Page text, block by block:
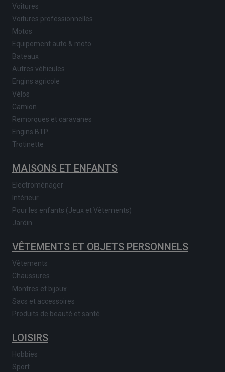
Voitures
Voitures professionnelles
Motos
Equipement auto & moto
Bateaux
Autres véhicules
Engins agricole
Vélos
Camion
Remorques et caravanes
Engins BTP
Trotinette
MAISONS ET ENFANTS
Electroménager
Intérieur
Pour les enfants (Jeux et Vêtements)
Jardin
VÊTEMENTS ET OBJETS PERSONNELS
Vêtements
Chaussures
Montres et bijoux
Sacs et accessoires
Produits de beauté et santé
LOISIRS
Hobbies
Sport